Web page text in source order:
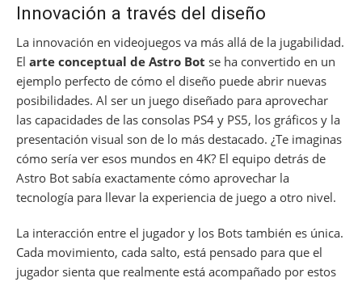
Innovación a través del diseño
La innovación en videojuegos va más allá de la jugabilidad.
El arte conceptual de Astro Bot se ha convertido en un
ejemplo perfecto de cómo el diseño puede abrir nuevas
posibilidades. Al ser un juego diseñado para aprovechar
las capacidades de las consolas PS4 y PS5, los gráficos y la
presentación visual son de lo más destacado. ¿Te imaginas
cómo sería ver esos mundos en 4K? El equipo detrás de
Astro Bot sabía exactamente cómo aprovechar la
tecnología para llevar la experiencia de juego a otro nivel.
La interacción entre el jugador y los Bots también es única.
Cada movimiento, cada salto, está pensado para que el
jugador sienta que realmente está acompañado por estos